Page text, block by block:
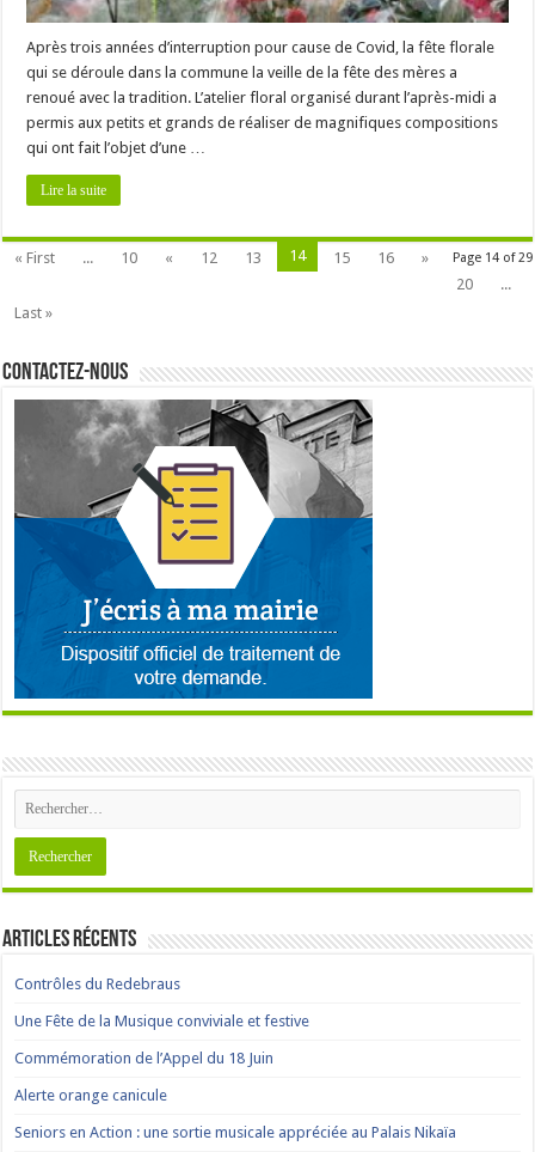
Après trois années d’interruption pour cause de Covid, la fête florale
qui se déroule dans la commune la veille de la fête des mères a
renoué avec la tradition. L’atelier floral organisé durant l’après-midi a
permis aux petits et grands de réaliser de magnifiques compositions
qui ont fait l’objet d’une …
Lire la suite
Page 14 of 29
« First ... 10 « 12 13 14 15 16
»
20
...
Last »
Contactez-nous
Articles récents
Contrôles du Redebraus
Une Fête de la Musique conviviale et festive
Commémoration de l’Appel du 18 Juin
Alerte orange canicule
Seniors en Action : une sortie musicale appréciée au Palais Nikaïa